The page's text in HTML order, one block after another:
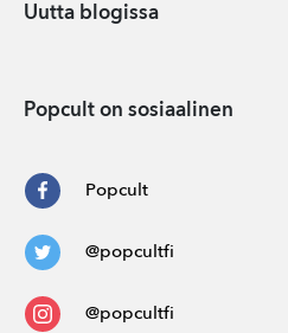
Uutta blogissa
Popcult on sosiaalinen
Popcult
@popcultfi
@popcultfi